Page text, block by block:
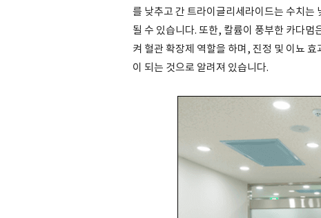
를 낮추고 간 트라이글리세라이드는 수치는
될 수 있습니다. 또한, 칼륨이 풍부한 카다멈
켜 혈관 확장제 역할을 하며, 진정 및 이뇨
이 되는 것으로 알려져 있습니다.